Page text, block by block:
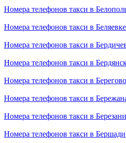
Номера телефонов такси в
Номера телефонов такси в Беляевке
Номера телефонов такси в
Номера телефонов такси в
Номера телефонов такси в Берегово
Номера телефонов такси в
Номера телефонов такси в Березани
Номера телефонов такси в Бершади